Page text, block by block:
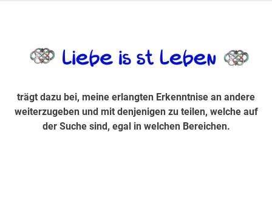
Suche sind, egal in welchen Bereichen.
trägt dazu bei, meine erlangten Erkenntnise an andere
weiterzugeben und mit denjenigen zu teilen, welche auf
der Suche sind, egal in welchen Bereichen.